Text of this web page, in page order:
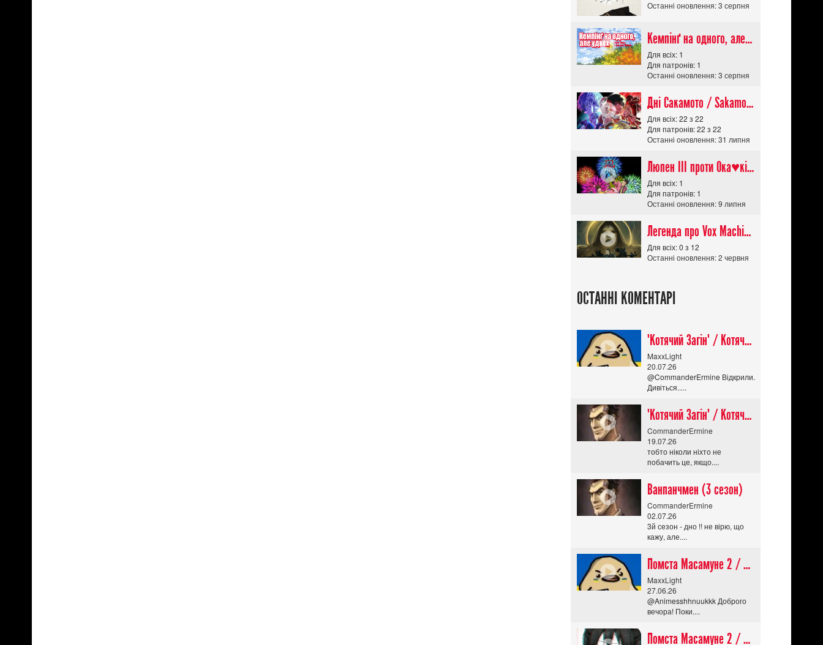
Останні оновлення: 3 серпня
Кемпінґ на одного, але удвох / Futari Solo Camp
Для всіх: 1
Для патронів: 1
Останні оновлення: 3 серпня
Дні Сакамото / Sakamoto Days (Сезон 1)
Для всіх: 22 з 22
Для патронів: 22 з 22
Останні оновлення: 31 липня
Люпен ІІІ проти Ока♥кішки / Lupin III vs Cats Eye Movie
Для всіх: 1
Для патронів: 1
Останні оновлення: 9 липня
Легенда про Vox Machina The Legend of Vox Machina (Сезон 4)
Для всіх: 0 з 12
Останні оновлення: 2 червня
ОСТАННІ КОМЕНТАРІ
"Котячий Загін" / Котячий апокаліпсис / Cat Shit One
MaxxLight
20.07.26
@CommanderErmine Відкрили.
Дивіться.....
"Котячий Загін" / Котячий апокаліпсис / Cat Shit One
CommanderErmine
19.07.26
тобто ніколи ніхто не
побачить це, якщо....
Ванпанчмен (3 сезон)
CommanderErmine
02.07.26
3й сезон - дно !! не вірю, що
кажу, але....
Помста Масамуне 2 / Masamune-kun no Revenge R
MaxxLight
27.06.26
@Animesshhnuukkk Доброго
вечора! Поки....
Помста Масамуне 2 / Masamune-kun no Revenge R